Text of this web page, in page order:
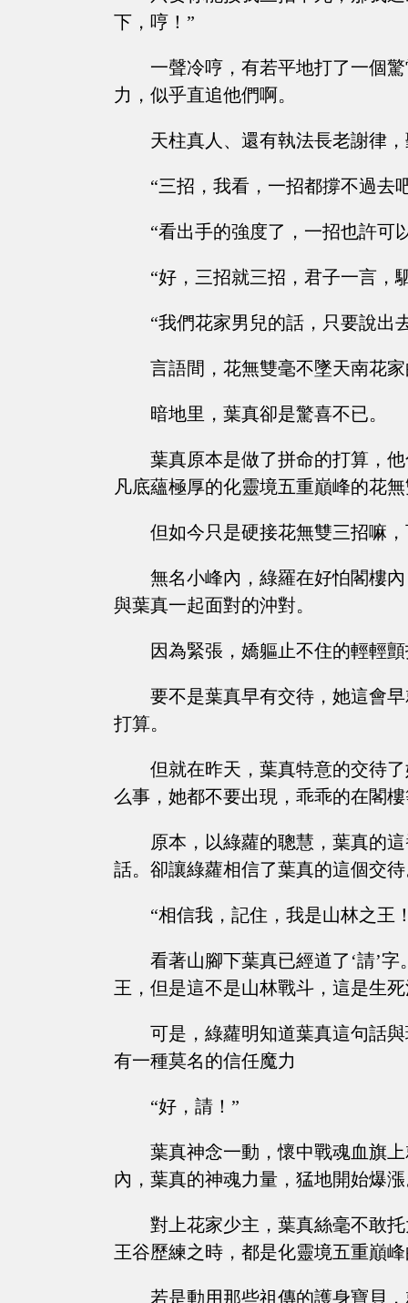
下，哼！”
一聲冷哼，有若平地打了一個
力，似乎直追他們啊。
天柱真人、還有執法長老謝律
“三招，我看，一招都撐不過去
“看出手的強度了，一招也許可
“好，三招就三招，君子一言，
“我們花家男兒的話，只要說出
言語間，花無雙毫不墜天南花
暗地里，葉真卻是驚喜不已。
葉真原本是做了拼命的打算，
凡底蘊極厚的化靈境五重巔峰的花
但如今只是硬接花無雙三招嘛
無名小峰內，綠羅在好怕閣樓
與葉真一起面對的沖對。
因為緊張，嬌軀止不住的輕輕
要不是葉真早有交待，她這會
打算。
但就在昨天，葉真特意的交待
么事，她都不要出現，乖乖的在閣
原本，以綠蘿的聰慧，葉真的
話。卻讓綠蘿相信了葉真的這個交
“相信我，記住，我是山林之王
看著山腳下葉真已經道了‘請’
王，但是這不是山林戰斗，這是生
可是，綠蘿明知道葉真這句話
有一種莫名的信任魔力
“好，請！”
葉真神念一動，懷中戰魂血旗
內，葉真的神魂力量，猛地開始爆
對上花家少主，葉真絲毫不敢
王谷歷練之時，都是化靈境五重巔
若是動用那些祖傳的護身寶貝